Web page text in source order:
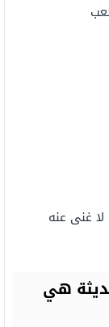
غنى عنه
هي